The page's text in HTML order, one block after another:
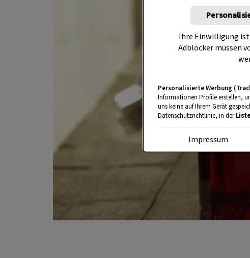
Ihre Einwilligung
Adblocker müssen
Personalisierte Werbung
Informationen Profile erstellen,
uns keine auf Ihrem Gerät
Datenschutzrichtlinie, in der
Impressum